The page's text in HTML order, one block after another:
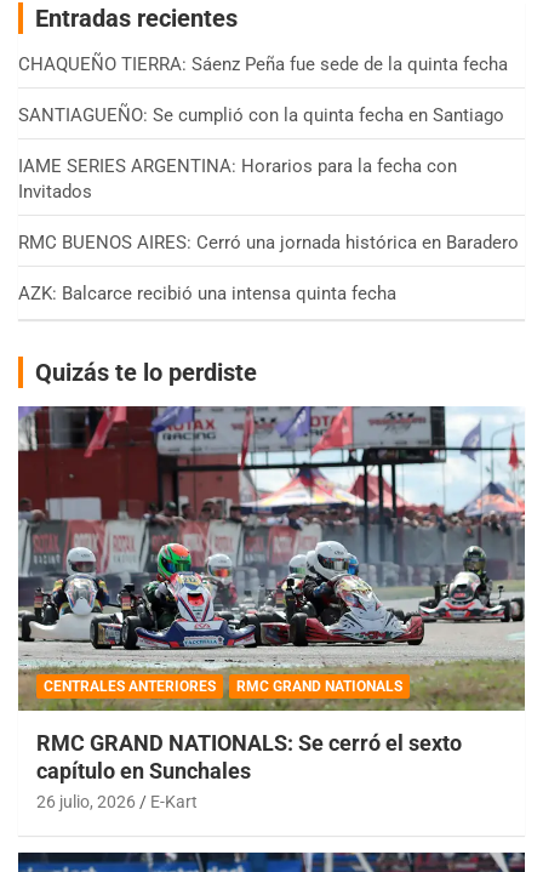
Entradas recientes
CHAQUEÑO TIERRA: Sáenz Peña fue sede de la quinta fecha
SANTIAGUEÑO: Se cumplió con la quinta fecha en Santiago
IAME SERIES ARGENTINA: Horarios para la fecha con
Invitados
RMC BUENOS AIRES: Cerró una jornada histórica en Baradero
AZK: Balcarce recibió una intensa quinta fecha
Quizás te lo perdiste
CENTRALES ANTERIORES RMC GRAND NATIONALS
RMC GRAND NATIONALS: Se cerró el sexto
capítulo en Sunchales
26 julio, 2026 E-Kart